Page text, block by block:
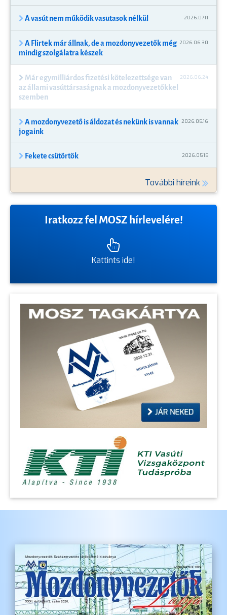
A vasút nem működik vasutasok nélkül 2026.07.11
A Flirtek már állnak, de a mozdonyvezetők még
mindig szolgálatra készek
2026.06.30
Már egymilliárdos fizetési kötelezettsége van
az állami vasúttársaságnak a mozdonyvezetőkkel
szemben
2026.06.24
A mozdonyvezető is áldozat és nekünk is vannak
jogaink
2026.05.16
Fekete csütörtök 2026.05.15
További híreink
Iratkozz fel MOSZ hírlevelére!
Kattints ide!